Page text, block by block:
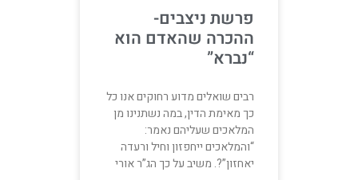
פרשת ניצבים-
ההכרה שהאדם הוא
“נברא”
רבים שואלים מדוע רחוקים אנו כל
כך מאימת הדין, במה נשתנינו מן
המלאכים שעליהם נאמר:
“והמלאכים ייחפזון וחיל ורעדה
יאחזון”?. משיב על כך הג”ר אורי